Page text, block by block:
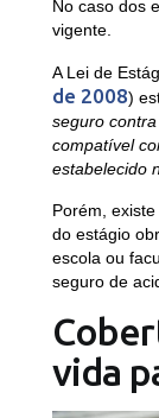
No caso dos
vigente.
A Lei de
de 2008)
seguro
compatível
estabelecido
Porém,
do estágio
escola ou
seguro de
vida